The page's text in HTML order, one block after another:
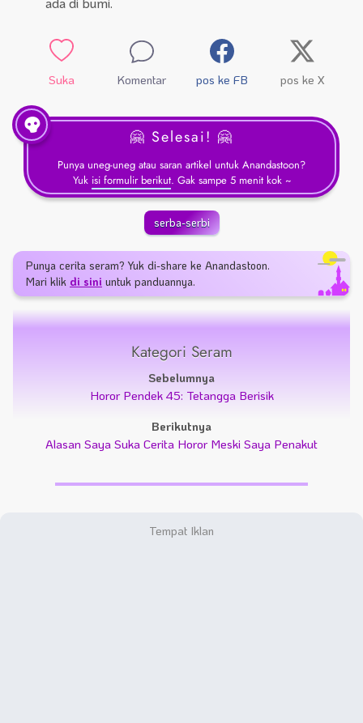
Suka Komentar pos ke FB pos ke X
🤗 Selesai! 🤗
Punya uneg-uneg atau saran artikel untuk Anandastoon?
Yuk isi formulir berikut. Gak sampe 5 menit kok ~
serba-serbi
Punya cerita seram? Yuk di-share ke Anandastoon.
Mari klik di sini untuk panduannya.
Kategori Seram
Sebelumnya
Horor Pendek 45: Tetangga Berisik
Berikutnya
Alasan Saya Suka Cerita Horor Meski Saya Penakut